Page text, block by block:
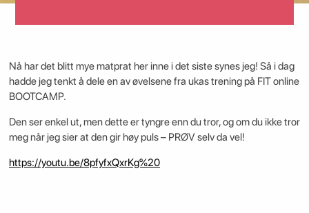
Nå har det blitt mye matprat her inne i det siste synes jeg! Så i dag
hadde jeg tenkt å dele en av øvelsene fra ukas trening på FIT online
BOOTCAMP.
Den ser enkel ut, men dette er tyngre enn du tror, og om du ikke tror
meg når jeg sier at den gir høy puls – PRØV selv da vel!
https://youtu.be/8pfyfxQxrKg%20